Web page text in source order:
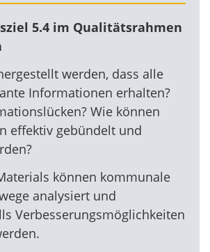
5.4 im Qualitätsrahmen
werden, dass alle
Informationen erhalten?
Wie können
effektiv gebündelt und
können kommunale
analysiert und
Verbesserungsmöglichkeiten